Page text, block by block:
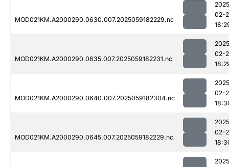
MOD021KM.A2000290.0630.007.2025059182229.nc
02-
MOD021KM.A2000290.0635.007.2025059182231.nc
02-
MOD021KM.A2000290.0640.007.2025059182304.nc
02-
MOD021KM.A2000290.0645.007.2025059182229.nc
02-